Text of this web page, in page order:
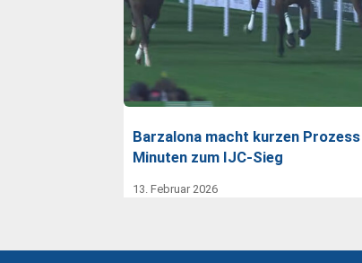
Barzalona macht kurzen Prozess
Minuten zum IJC-Sieg
13. Februar 2026